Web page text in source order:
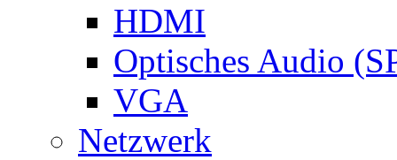
HDMI
Optisches Audio
VGA
Netzwerk